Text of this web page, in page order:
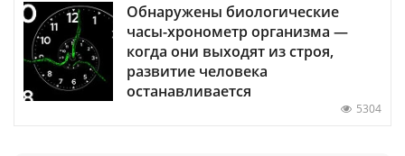
Обнаружены биологические
часы-хронометр организма —
когда они выходят из строя,
развитие человека
останавливается
5304